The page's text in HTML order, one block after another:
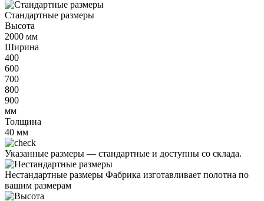
Стандартные размеры
Высота
2000 мм
Ширина
400
600
700
800
900
мм
Толщина
40 мм
Указанные размеры — стандартные и доступны со склада.
Нестандартные размеры Фабрика изготавливает полотна по
вашим размерам